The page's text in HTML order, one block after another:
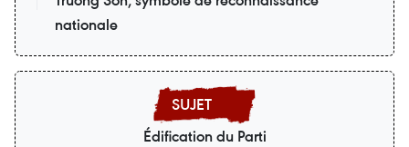
nationale
Édification du Parti